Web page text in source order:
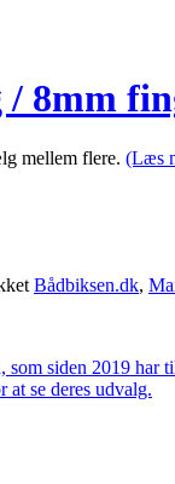
8mm
mellem flere. (Læs
Bådbiksen.dk,
siden 2019
se deres udvalg.